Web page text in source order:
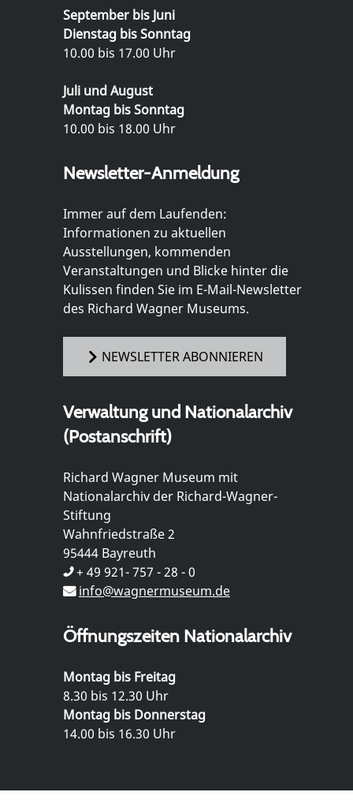
September bis Juni
Dienstag bis Sonntag
10.00 bis 17.00 Uhr
Juli und August
Montag bis Sonntag
10.00 bis 18.00 Uhr
Newsletter-Anmeldung
Immer auf dem Laufenden:
Informationen zu aktuellen
Ausstellungen, kommenden
Veranstaltungen und Blicke hinter die
Kulissen finden Sie im E-Mail-Newsletter
des Richard Wagner Museums.
NEWSLETTER ABONNIEREN
Verwaltung und Nationalarchiv
(Postanschrift)
Richard Wagner Museum mit
Nationalarchiv der Richard-Wagner-
Stiftung
Wahnfriedstraße 2
95444 Bayreuth
+ 49 921- 757 - 28 - 0
info@wagnermuseum.de
Öffnungszeiten Nationalarchiv
Montag bis Freitag
8.30 bis 12.30 Uhr
Montag bis Donnerstag
14.00 bis 16.30 Uhr